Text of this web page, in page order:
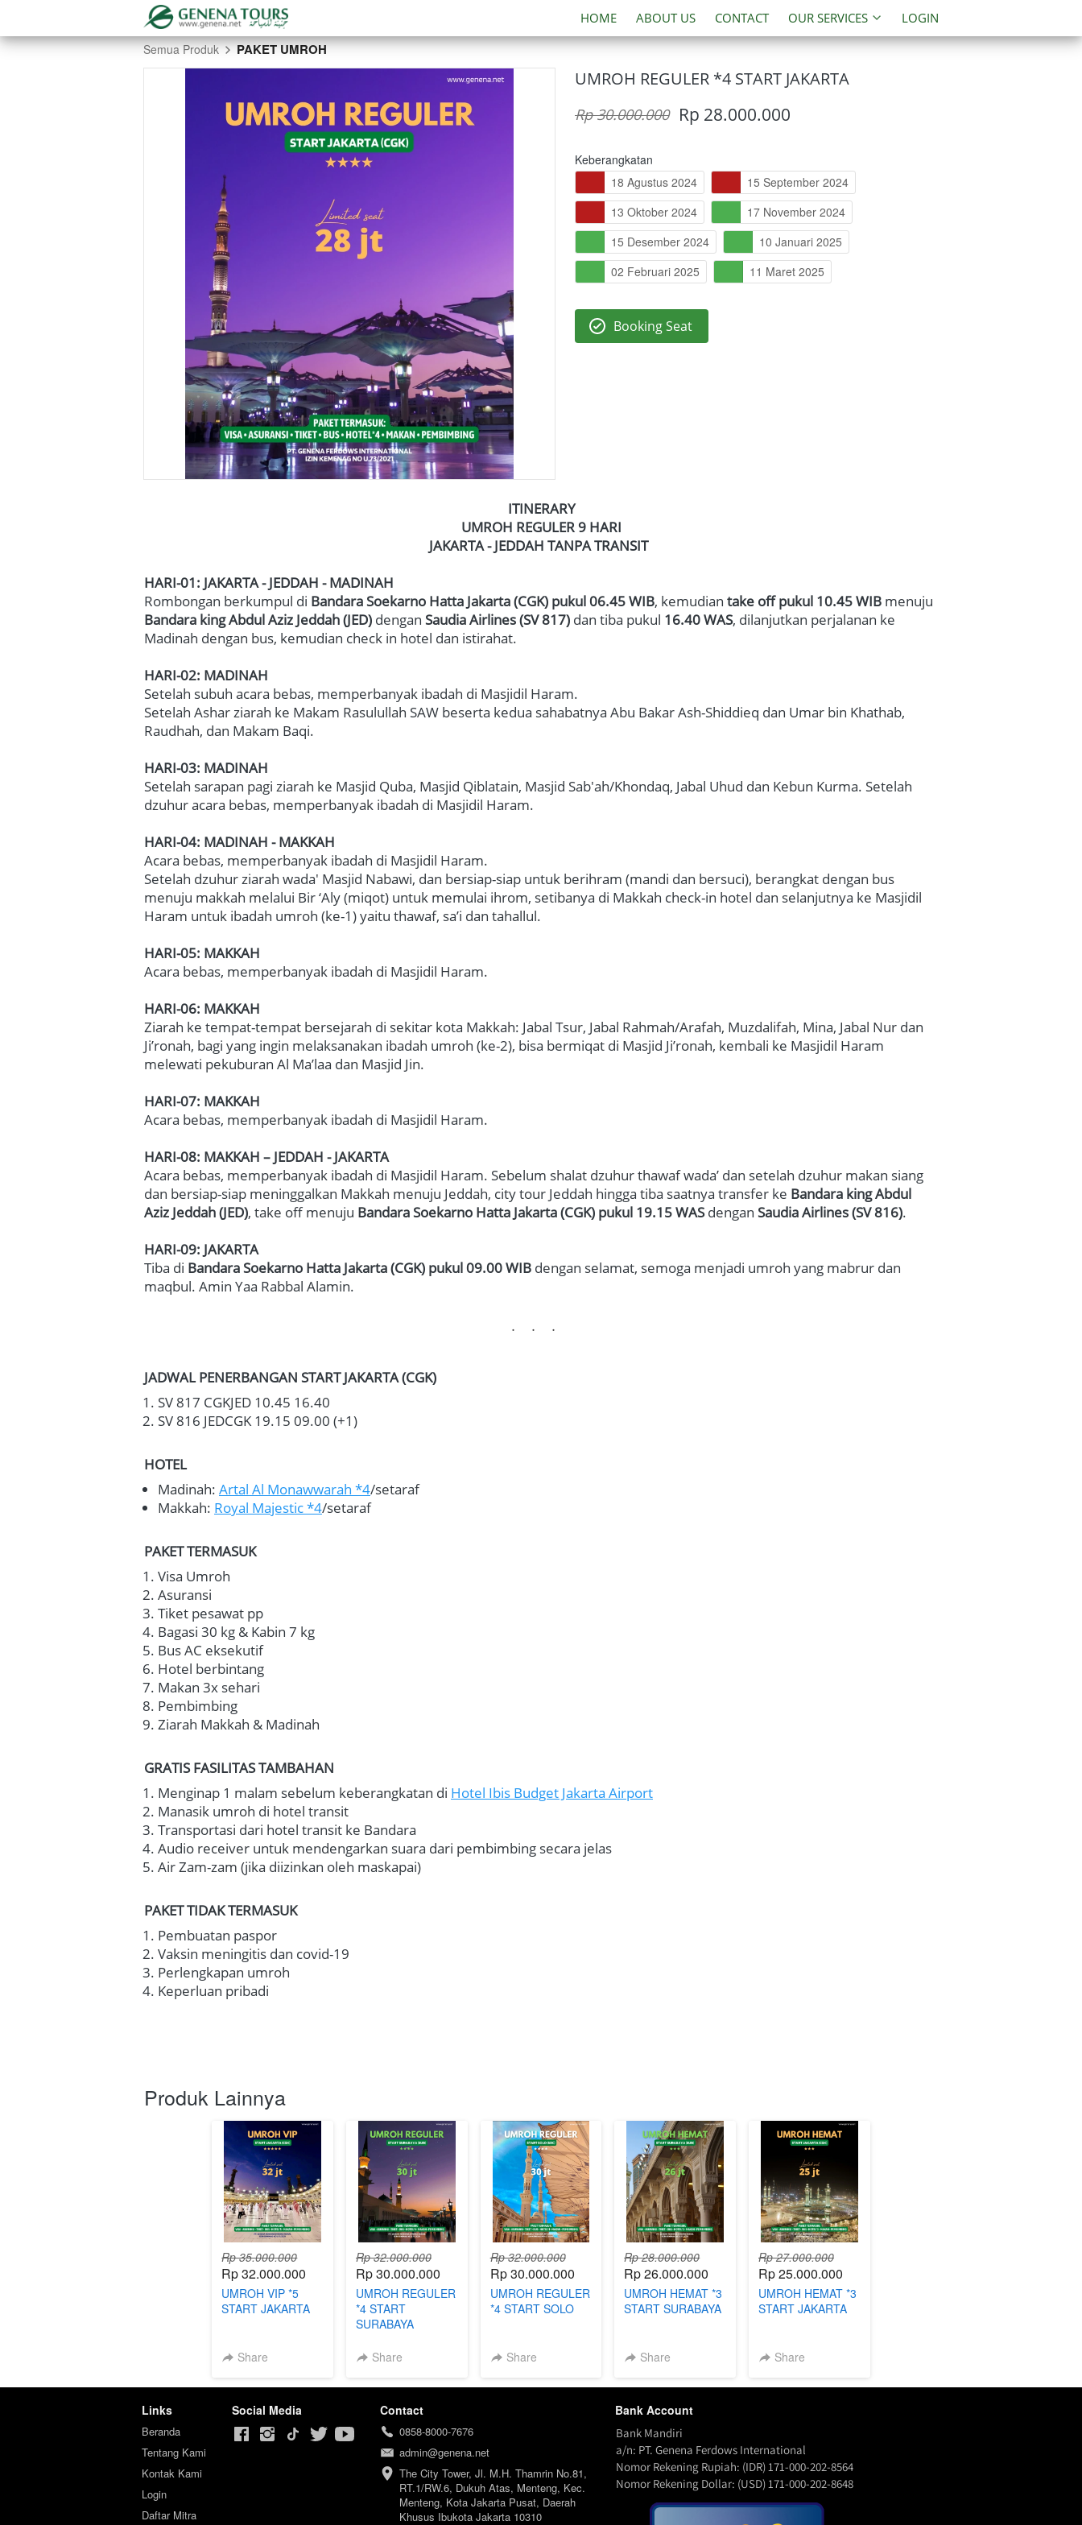
HOME ABOUT US CONTACT OUR SERVICES
LOGIN
Semua Produk
PAKET UMROH
UMROH REGULER *4 START JAKARTA
Rp 30.000.000 Rp 28.000.000
Keberangkatan
18 Agustus 2024
15 September 2024
13 Oktober 2024
17 November 2024
15 Desember 2024
10 Januari 2025
02 Februari 2025
11 Maret 2025
` Booking Seat
ITINERARY
UMROH REGULER 9 HARI
JAKARTA - JEDDAH TANPA TRANSIT
HARI-01: JAKARTA - JEDDAH - MADINAH
Rombongan berkumpul di Bandara Soekarno Hatta Jakarta (CGK) pukul 06.45 WIB, kemudian take off pukul 10.45 WIB
Bandara king Abdul Aziz Jeddah (JED) dengan Saudia Airlines (SV 817) dan tiba pukul 16.40 WAS, dilanjutkan perjalanan ke
Madinah dengan bus, kemudian check in hotel dan istirahat.
HARI-02: MADINAH
Setelah subuh acara bebas, memperbanyak ibadah di Masjidil Haram.
Setelah Ashar ziarah ke Makam Rasulullah SAW beserta kedua sahabatnya Abu Bakar Ash-Shiddieq dan Umar bin Khathab,
Raudhah, dan Makam Baqi.
HARI-03: MADINAH
Setelah sarapan pagi ziarah ke Masjid Quba, Masjid Qiblatain, Masjid Sab'ah/Khondaq, Jabal Uhud dan Kebun Kurma. Setelah
dzuhur acara bebas, memperbanyak ibadah di Masjidil Haram.
HARI-04: MADINAH - MAKKAH
Acara bebas, memperbanyak ibadah di Masjidil Haram.
Setelah dzuhur ziarah wada' Masjid Nabawi, dan bersiap-siap untuk berihram (mandi dan bersuci), berangkat dengan bus
menuju makkah melalui Bir ‘Aly (miqot) untuk memulai ihrom, setibanya di Makkah check-in hotel dan selanjutnya ke Masjidil
Haram untuk ibadah umroh (ke-1) yaitu thawaf, sa’i dan tahallul.
HARI-05: MAKKAH
Acara bebas, memperbanyak ibadah di Masjidil Haram.
HARI-06: MAKKAH
Ziarah ke tempat-tempat bersejarah di sekitar kota Makkah: Jabal Tsur, Jabal Rahmah/Arafah, Muzdalifah, Mina, Jabal Nur dan
Ji’ronah, bagi yang ingin melaksanakan ibadah umroh (ke-2), bisa bermiqat di Masjid Ji’ronah, kembali ke Masjidil Haram
melewati pekuburan Al Ma’laa dan Masjid Jin.
HARI-07: MAKKAH
Acara bebas, memperbanyak ibadah di Masjidil Haram.
HARI-08: MAKKAH – JEDDAH - JAKARTA
Acara bebas, memperbanyak ibadah di Masjidil Haram. Sebelum shalat dzuhur thawaf wada’ dan setelah dzuhur makan siang
dan bersiap-siap meninggalkan Makkah menuju Jeddah, city tour Jeddah hingga tiba saatnya transfer ke Bandara king Abdul
Aziz Jeddah (JED), take off menuju Bandara Soekarno Hatta Jakarta (CGK) pukul 19.15WAS dengan Saudia Airlines (SV 816).
HARI-09: JAKARTA
Tiba di Bandara Soekarno Hatta Jakarta (CGK) pukul 09.00 WIB dengan selamat, semoga menjadi umroh yang mabrur dan
maqbul. Amin Yaa Rabbal Alamin.
...
JADWAL PENERBANGAN START JAKARTA (CGK)
SV 817 CGKJED 10.45 16.40
SV 816 JEDCGK 19.15 09.00 (+1)
HOTEL
Madinah: Artal Al Monawwarah *4/setaraf
Makkah: Royal Majestic *4/setaraf
PAKET TERMASUK
Visa Umroh
Asuransi
Tiket pesawat pp
Bagasi 30 kg & Kabin 7 kg
Bus AC eksekutif
Hotel berbintang
Makan 3x sehari
Pembimbing
Ziarah Makkah & Madinah
GRATIS FASILITAS TAMBAHAN
Menginap 1 malam sebelum keberangkatan di Hotel Ibis Budget Jakarta Airport
Manasik umroh di hotel transit
Transportasi dari hotel transit ke Bandara
Audio receiver untuk mendengarkan suara dari pembimbing secara jelas
Air Zam-zam (jika diizinkan oleh maskapai)
PAKET TIDAK TERMASUK
Pembuatan paspor
Vaksin meningitis dan covid-19
Perlengkapan umroh
Keperluan pribadi
Produk Lainnya
Rp 35.000.000
Rp 32.000.000
UMROH VIP *5
START JAKARTA
Share
Rp 32.000.000
Rp 30.000.000
UMROH REGULER
*4 START
SURABAYA
Share
Rp 32.000.000
Rp 30.000.000
UMROH REGULER
*4 START SOLO
Share
Rp 28.000.000
Rp 26.000.000
UMROH HEMAT *3
START SURABAYA
Share
Rp 27.000.000
Rp 25.000.000
UMROH HEMAT *3
START JAKARTA
Share
Links
Beranda
Tentang Kami
Kontak Kami
Login
Daftar Mitra
Social Media Contact
0858-8000-7676
admin@genena.net
The City Tower, Jl. M.H. Thamrin No.81,
RT.1/RW.6, Dukuh Atas, Menteng, Kec.
Menteng, Kota Jakarta Pusat, Daerah
Khusus Ibukota Jakarta 10310
Bank Account
Bank Mandiri
a/n: PT. Genena Ferdows International
Nomor Rekening Rupiah: (IDR) 171-000-202-8564
Nomor Rekening Dollar: (USD) 171-000-202-8648